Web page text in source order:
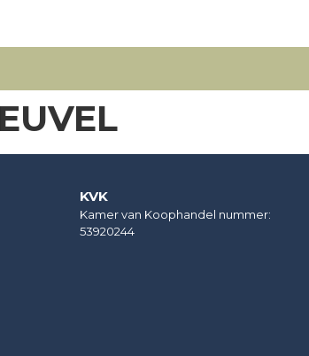
KVK
Kamer van Koophandel nummer:
53920244